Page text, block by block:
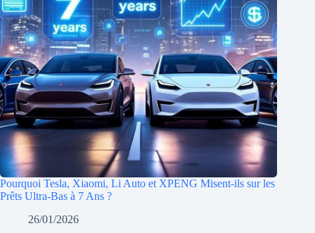
Pourquoi Tesla, Xiaomi, Li Auto et XPENG Misent-ils sur les
Prêts Ultra-Bas à 7 Ans ?
26/01/2026